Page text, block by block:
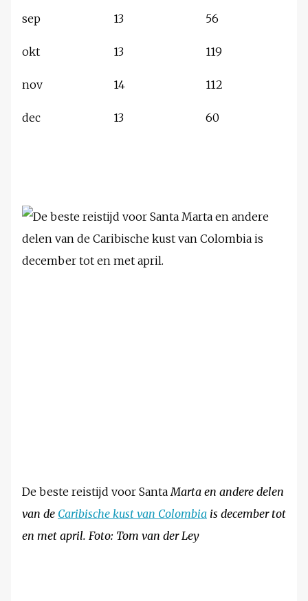
sep
okt
nov
dec
13
13
14
13
56
119
112
60
De beste reistijd voor SantaMarta en andere delen
van de Caribische kust van Colombia is december tot
en met april. Foto: Tom van der Ley